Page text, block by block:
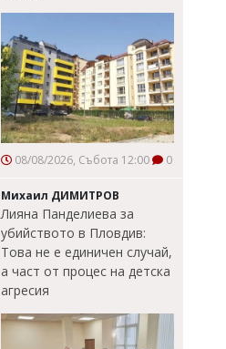
08/08/2026, Събота 12:00 0
Михаил ДИМИТРОВ
Лияна Панделиева за
убийството в Пловдив:
Това не е единичен случай,
а част от процес на детска
агресия